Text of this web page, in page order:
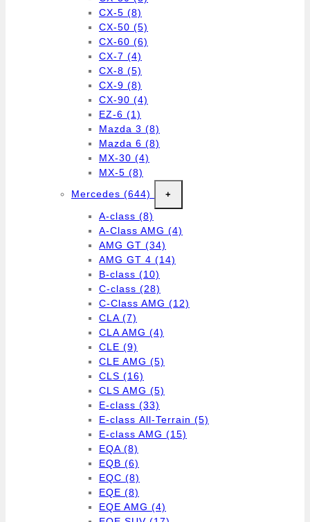
CX-5 (8)
CX-50 (5)
CX-60 (6)
CX-7 (4)
CX-8 (5)
CX-9 (8)
CX-90 (4)
EZ-6 (1)
Mazda 3 (8)
Mazda 6 (8)
MX-30 (4)
MX-5 (8)
Mercedes (644) +
A-class (8)
A-Class AMG (4)
AMG GT (34)
AMG GT 4 (14)
B-class (10)
C-class (28)
C-Class AMG (12)
CLA (7)
CLA AMG (4)
CLE (9)
CLE AMG (5)
CLS (16)
CLS AMG (5)
E-class (33)
E-class All-Terrain (5)
E-class AMG (15)
EQA (8)
EQB (6)
EQC (8)
EQE (8)
EQE AMG (4)